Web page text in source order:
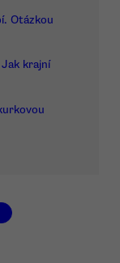
Otázkou
krajní